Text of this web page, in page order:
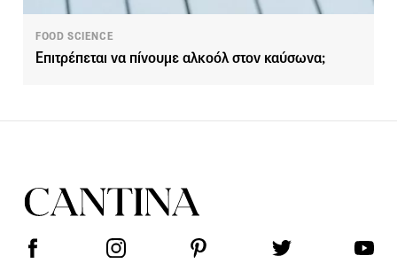
FOOD SCIENCE
Επιτρέπεται να πίνουμε αλκοόλ στον καύσωνα;